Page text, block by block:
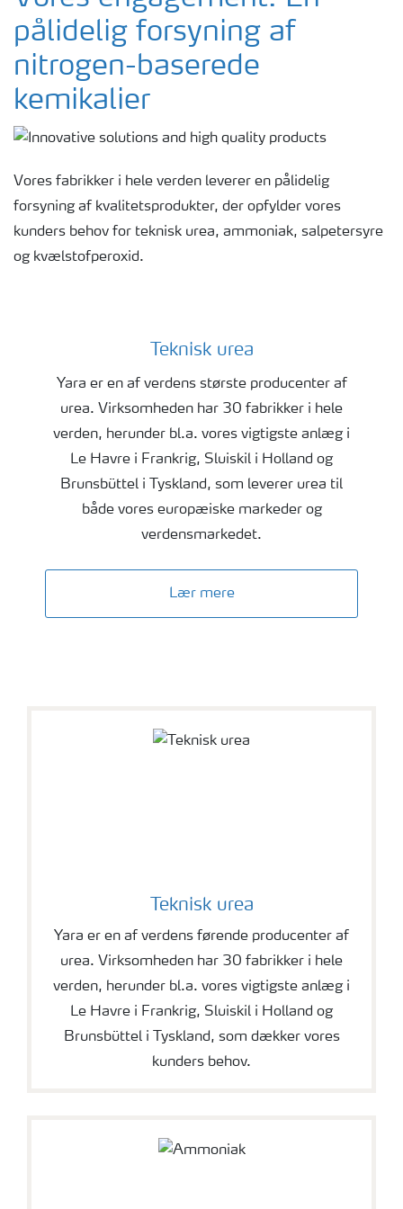
Ammoniak
Salpetersyre
pålidelig forsyning af
nitrogen-baserede
kemikalier
Vores fabrikker i hele verden leverer en pålidelig
forsyning af kvalitetsprodukter, der opfylder vores
kunders behov for teknisk urea, ammoniak, salpetersyre
og kvælstofperoxid.
Teknisk urea
Yara er en af verdens største producenter af
urea. Virksomheden har 30 fabrikker i hele
verden, herunder bl.a. vores vigtigste anlæg i
Le Havre i Frankrig, Sluiskil i Holland og
Brunsbüttel i Tyskland, som leverer urea til
både vores europæiske markeder og
verdensmarkedet.
Lær mere
Teknisk urea
Yara er en af verdens førende producenter af
urea. Virksomheden har 30 fabrikker i hele
verden, herunder bl.a. vores vigtigste anlæg i
Le Havre i Frankrig, Sluiskil i Holland og
Brunsbüttel i Tyskland, som dækker vores
kunders behov.